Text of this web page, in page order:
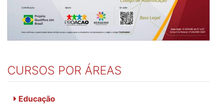
CURSOS POR ÁREAS
Educação